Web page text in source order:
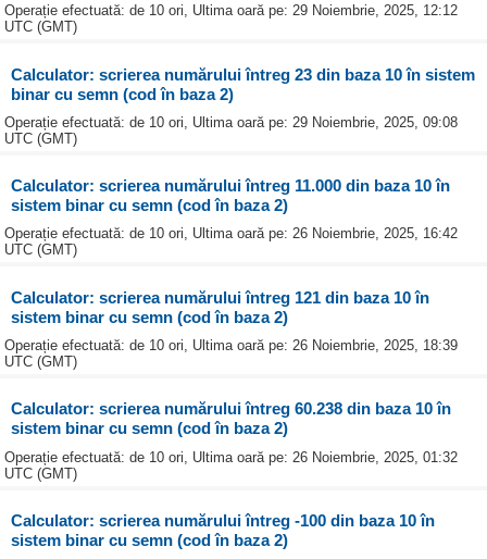
Operație efectuată: de 10 ori, Ultima oară pe: 29 Noiembrie, 2025, 12:12
UTC (GMT)
Calculator: scrierea numărului întreg 23 din baza 10 în sistem
binar cu semn (cod în baza 2)
Operație efectuată: de 10 ori, Ultima oară pe: 29 Noiembrie, 2025, 09:08
UTC (GMT)
Calculator: scrierea numărului întreg 11.000 din baza 10 în
sistem binar cu semn (cod în baza 2)
Operație efectuată: de 10 ori, Ultima oară pe: 26 Noiembrie, 2025, 16:42
UTC (GMT)
Calculator: scrierea numărului întreg 121 din baza 10 în
sistem binar cu semn (cod în baza 2)
Operație efectuată: de 10 ori, Ultima oară pe: 26 Noiembrie, 2025, 18:39
UTC (GMT)
Calculator: scrierea numărului întreg 60.238 din baza 10 în
sistem binar cu semn (cod în baza 2)
Operație efectuată: de 10 ori, Ultima oară pe: 26 Noiembrie, 2025, 01:32
UTC (GMT)
Calculator: scrierea numărului întreg -100 din baza 10 în
sistem binar cu semn (cod în baza 2)